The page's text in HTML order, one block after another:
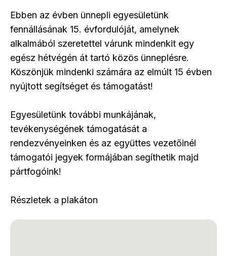
Ebben az évben ünnepli egyesületünk
fennállásának 15. évfordulóját, amelynek
alkalmából szeretettel várunk mindenkit egy
egész hétvégén át tartó közös ünneplésre.
Köszönjük mindenki számára az elmúlt 15 évben
nyújtott segítséget és támogatást!
Egyesületünk további munkájának,
tevékenységének támogatását a
rendezvényeinken és az együttes vezetőinél
támogatói jegyek formájában segíthetik majd
pártfogóink!
Részletek a plakáton